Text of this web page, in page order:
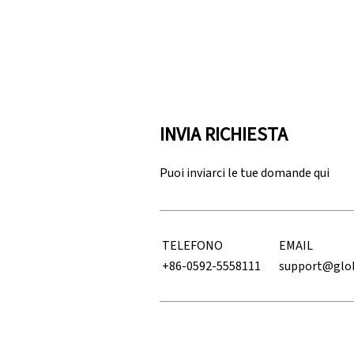
INVIA RICHIESTA
Puoi inviarci le tue domande qui
TELEFONO
EMAIL
+86-0592-5558111